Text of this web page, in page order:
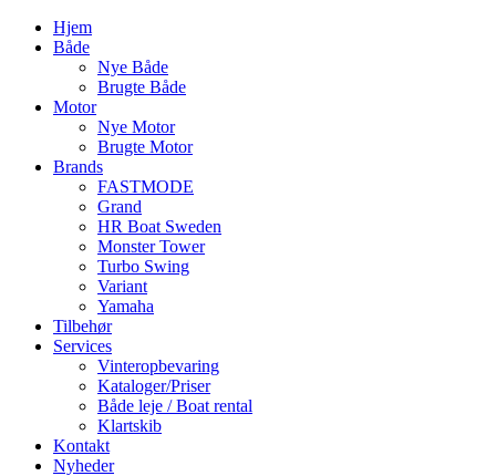
Hjem
Både
Nye Både
Brugte Både
Motor
Nye Motor
Brugte Motor
Brands
FASTMODE
Grand
HR Boat Sweden
Monster Tower
Turbo Swing
Variant
Yamaha
Tilbehør
Services
Vinteropbevaring
Kataloger/Priser
Både leje / Boat rental
Klartskib
Kontakt
Nyheder